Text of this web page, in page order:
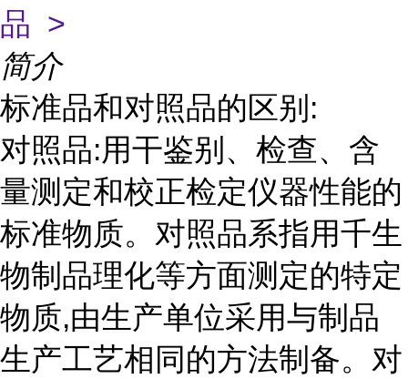
品 >
简介
标准品和对照品的区别:
对照品:用干鉴别、检查、含
量测定和校正检定仪器性能的
标准物质。对照品系指用千生
物制品理化等方面测定的特定
物质,由生产单位采用与制品
生产工艺相同的方法制备。对